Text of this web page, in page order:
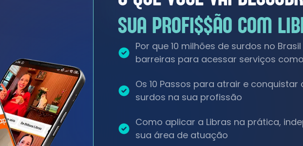
SUA PROFI$$ÃO COM
Por que 10 milhões de surdos no
barreiras para acessar serviços
Os 10 Passos para atrair e conquistar
surdos na sua profissão
Como aplicar a Libras na prática,
sua área de atuação